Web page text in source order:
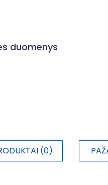
duomenys
(0)